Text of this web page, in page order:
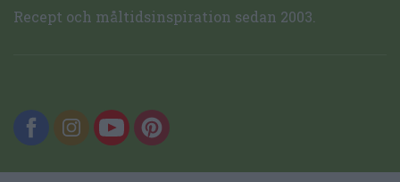
Recept och måltidsinspiration sedan 2003.